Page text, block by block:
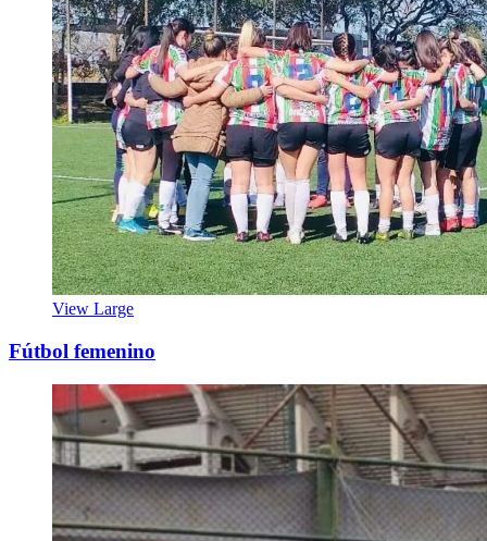
View Large
Fútbol femenino